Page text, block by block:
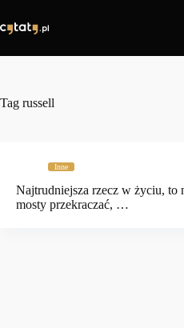
treści
Tag russell
Inne
Najtrudniejsza rzecz w życiu, to
mosty przekraczać, …